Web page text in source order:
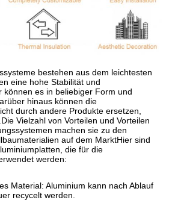
bestehen aus dem leichtesten
eine hohe Stabilität und
können es in beliebiger Form und
hinaus können die
durch andere Produkte ersetzen,
Vielzahl von Vorteilen und Vorteilen
machen sie zu den
auf dem MarktHier sind
die für die
werden:
Material: Aluminium kann nach Ablauf
recycelt werden.